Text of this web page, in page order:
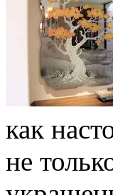
как
не